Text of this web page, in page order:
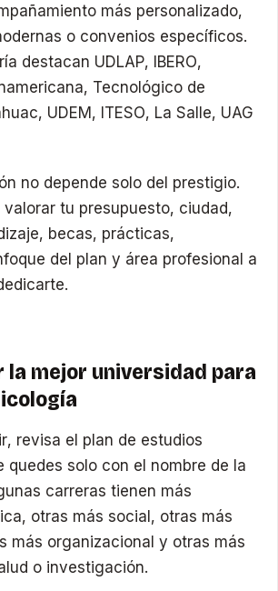
más personalizado,
o convenios específicos.
destacan UDLAP, IBERO,
Tecnológico de
UDEM, ITESO, La Salle, UAG
no depende solo del prestigio.
valorar tu presupuesto, ciudad,
becas, prácticas,
del plan y área profesional a
la mejor universidad para
revisa el plan de estudios
quedes solo con el nombre de la
carreras tienen más
otras más social, otras más
más organizacional y otras más
o investigación.